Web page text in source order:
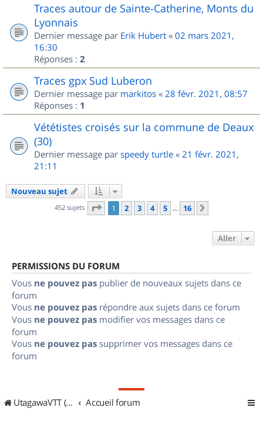
Traces autour de Sainte-Catherine, Monts du
Lyonnais
Dernier message par Erik Hubert « 02 mars 2021,
16:30
Réponses : 2
Traces gpx Sud Luberon
Dernier message par markitos « 28 févr. 2021, 08:57
Réponses : 1
Vététistes croisés sur la commune de Deaux
(30)
Dernier message par speedy turtle « 21 févr. 2021,
21:11
Nouveau sujet
452 sujets Page 1sur
1 2 3 4 5 … 16
Aller
PERMISSIONS DU FORUM
Vous ne pouvez pas publier de nouveaux sujets dans ce
forum
Vous ne pouvez pas répondre aux sujets dans ce forum
Vous ne pouvez pas modifier vos messages dans ce
forum
Vous ne pouvez pas supprimer vos messages dans ce
forum
UtagawaVTT (Randos VTT et VTTAE avec traces GPS) Accueil forum